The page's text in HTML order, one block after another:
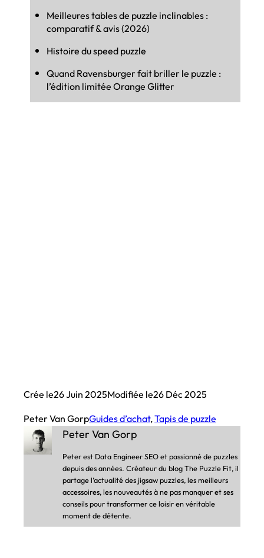
Meilleures tables de puzzle inclinables :
comparatif & avis (2026)
Histoire du speed puzzle
Quand Ravensburger fait briller le puzzle :
l’édition limitée Orange Glitter
Crée le26 Juin 2025Modifiée le26 Déc 2025
Peter Van GorpGuides d’achat, Tapis de puzzle
Peter Van Gorp
Peter est Data Engineer SEO et passionné de puzzles
depuis des années. Créateur du blog The Puzzle Fit, il
partage l’actualité des jigsaw puzzles, les meilleurs
accessoires, les nouveautés à ne pas manquer et ses
conseils pour transformer ce loisir en véritable
moment de détente.